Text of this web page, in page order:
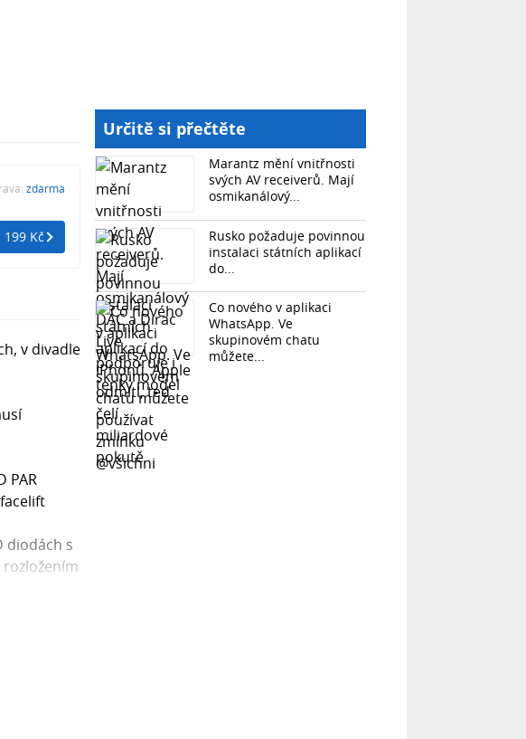
zdarma
Kč
v divadle
PAR
diodách s
na
pro
Určitě si přečtěte
Marantz mění vnitřnosti
svých AV receiverů. Mají
osmikanálový...
Rusko požaduje povinnou
instalaci státních aplikací
do...
Co nového v aplikaci
WhatsApp. Ve
skupinovém chatu
můžete...